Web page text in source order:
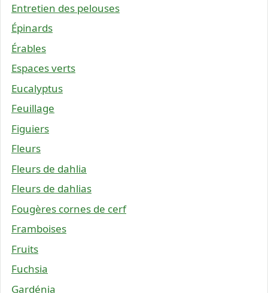
Entretien des pelouses
Épinards
Érables
Espaces verts
Eucalyptus
Feuillage
Figuiers
Fleurs
Fleurs de dahlia
Fleurs de dahlias
Fougères cornes de cerf
Framboises
Fruits
Fuchsia
Gardénia